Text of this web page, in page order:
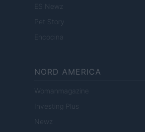
ES Newz
Pet Story
Encocina
NORD AMERICA
Womanmagazine
Investing Plus
Newz